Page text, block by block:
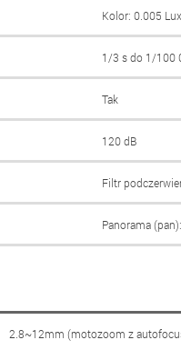
Kolor: 0.005
1/3 s do 1/100
Tak
120 dB
Filtr
Panorama
2.8~12mm (motozoom z